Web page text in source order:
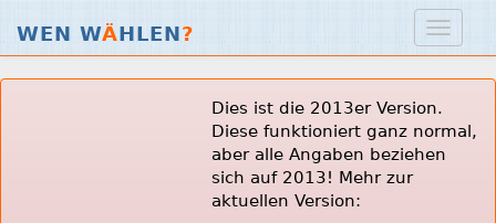
WEN WÄHLEN?
Dies ist die 2013er Version.
Diese funktioniert ganz normal,
aber alle Angaben beziehen
sich auf 2013! Mehr zur
aktuellen Version: